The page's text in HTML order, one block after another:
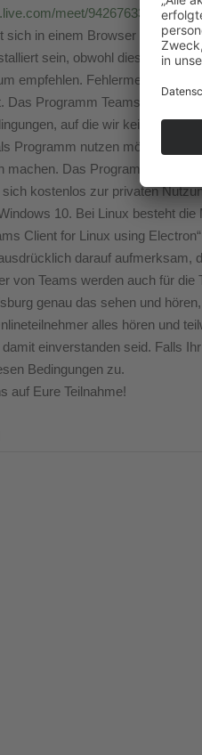
meet/9426763386061
sich in einem Browser mit
sein, obwohl dies beim
empfehlen. Fehlermeldungen
Das Programm Teams ist ein
auf die wir keinen
Programm nutzen möchte,
machen. Das Programm Teams
kostenlos zur privaten
10. Bei Linux besteht die
Client for Linux using
darauf aufmerksam,
von Teams werden auch für
genau das sehen und
alles hören und
einverstanden seid. Falls
Bedingungen zu.
auf Eure Teilnahme!